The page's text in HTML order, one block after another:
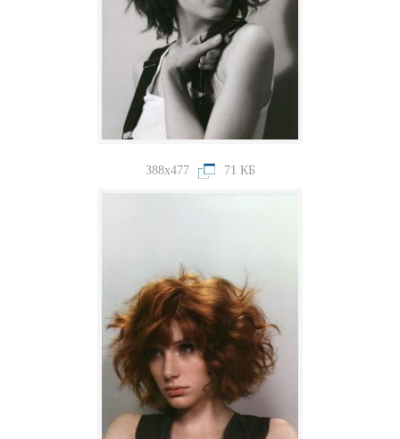
388x477 71 КБ